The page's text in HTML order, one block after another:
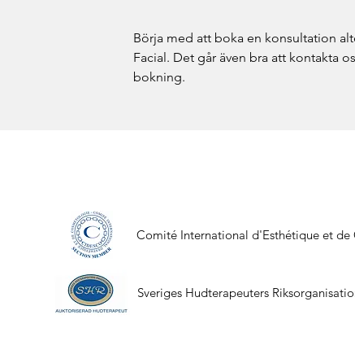
Börja med att boka en konsultation
Facial. Det går även bra att kontakta
bokning.
Comité International d'Esthétique et de
Sveriges Hudterapeuters